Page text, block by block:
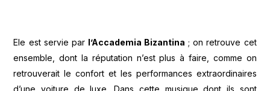
Ele est servie par l’Accademia Bizantina ; on retrouve cet
ensemble, dont la réputation n’est plus à faire, comme on
retrouverait le confort et les performances extraordinaires
d’une voiture de luxe. Dans cette musique dont ils sont